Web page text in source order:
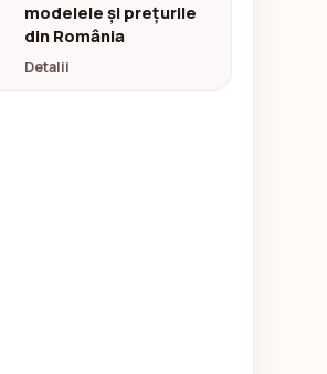
modelele și prețurile
din România
Detalii